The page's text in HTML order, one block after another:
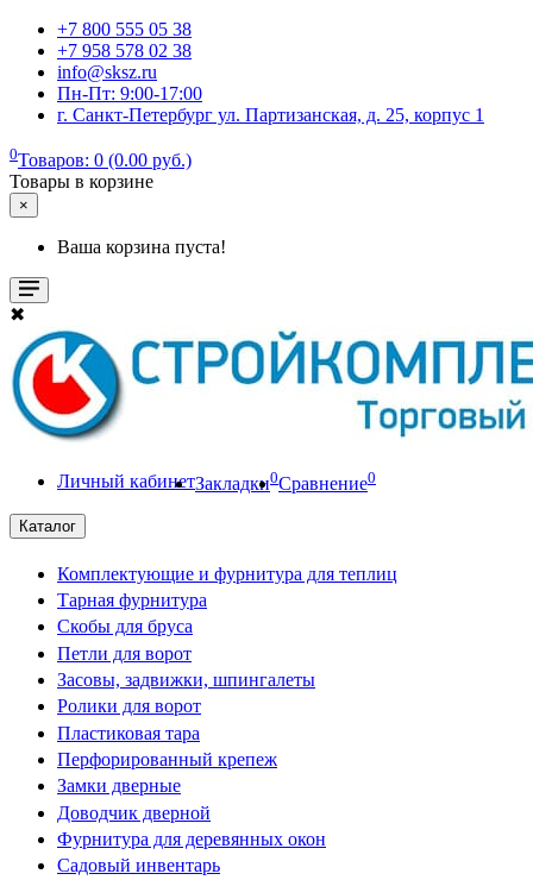
+7 800 555 05 38
+7 958 578 02 38
info@sksz.ru
Пн-Пт: 9:00-17:00
г. Санкт-Петербург ул. Партизанская, д. 25, корпус 1
0Товаров: 0 (0.00 руб.)
Товары в корзине
×
Ваша корзина пуста!
✖
Личный кабинетЗакладки0Сравнение0
Каталог
Комплектующие и фурнитура для теплиц
Тарная фурнитура
Скобы для бруса
Петли для ворот
Засовы, задвижки, шпингалеты
Ролики для ворот
Пластиковая тара
Перфорированный крепеж
Замки дверные
Доводчик дверной
Фурнитура для деревянных окон
Садовый инвентарь